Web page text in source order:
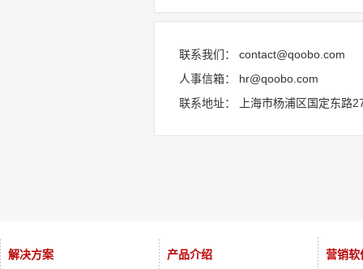
联系我们： contact@qoobo.com
人事信箱： hr@qoobo.com
联系地址： 上海市杨浦区国定东路
解决方案 产品介绍 营销软